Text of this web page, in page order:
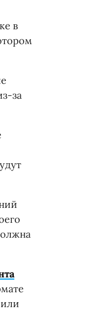
в
за